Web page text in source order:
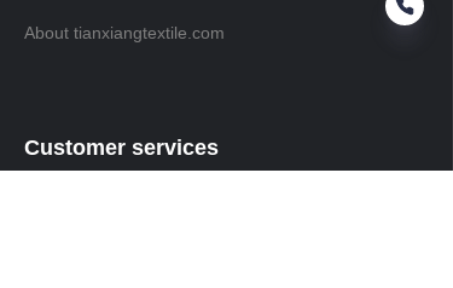
About tianxiangtextile.com
Customer services